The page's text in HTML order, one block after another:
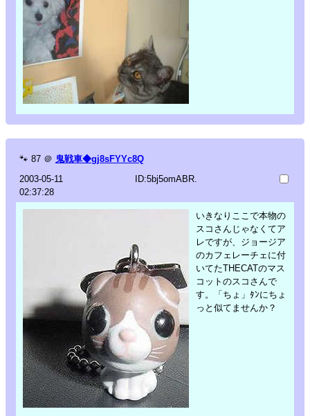
🐾 87 ＠ 鬼戦車◆gj8sFYYc8Q
2003-05-11
02:37:28
ID:5bj5omABR.
いきなりここで本物の
スコさんじゃなくてア
レですが、ジョージア
のカフェレーチェに付
いてたTHECATのマス
コットのスコさんで
す。「ちょ」ﾀﾝにちょ
っと似てませんか？